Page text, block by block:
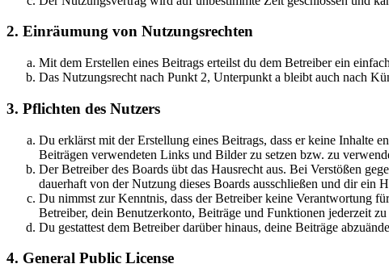
2. Einräumung von Nutzungsrechten
Mit dem Erstellen eines Beitrags erteilst du dem Betreiber ein
Das Nutzungsrecht nach Punkt 2, Unterpunkt a bleibt auch nach
3. Pflichten des Nutzers
Du erklärst mit der Erstellung eines Beitrags, dass er keine Inhalte
Beiträgen verwendeten Links und Bilder zu setzen bzw. zu
Der Betreiber des Boards übt das Hausrecht aus. Bei Verstößen
dauerhaft von der Nutzung dieses Boards ausschließen und dir ein
Du nimmst zur Kenntnis, dass der Betreiber keine Verantwortung
Betreiber, dein Benutzerkonto, Beiträge und Funktionen jederzeit zu
Du gestattest dem Betreiber darüber hinaus, deine Beiträge
4. General Public License